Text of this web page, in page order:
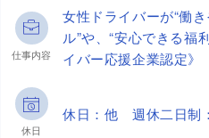
仕事内容
女性ドライバーが“働
ル”や、“安心できる福
イバー応援企業認定》
休日
休日：他 週休二日制